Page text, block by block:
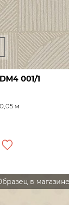
DM4 001/1
м
в магазине